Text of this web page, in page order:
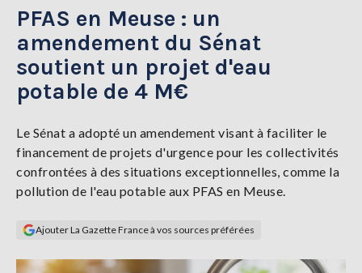
SERVICES
LA
GAZETTE
connecter
S'abonner
PFAS en Meuse : un
amendement du Sénat
soutient un projet d'eau
potable de 4 M€
Le Sénat a adopté un amendement visant à faciliter le
financement de projets d'urgence pour les collectivités
confrontées à des situations exceptionnelles, comme la
pollution de l'eau potable aux PFAS en Meuse.
Ajouter La Gazette France à vos sources préférées